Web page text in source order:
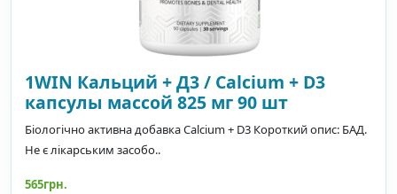
1WIN Кальций + Д3 / Calcium + D3
капсулы массой 825 мг 90 шт
Біологічно активна добавка Calcium + D3 Короткий опис: БАД.
Не є лікарським засобо..
565грн.